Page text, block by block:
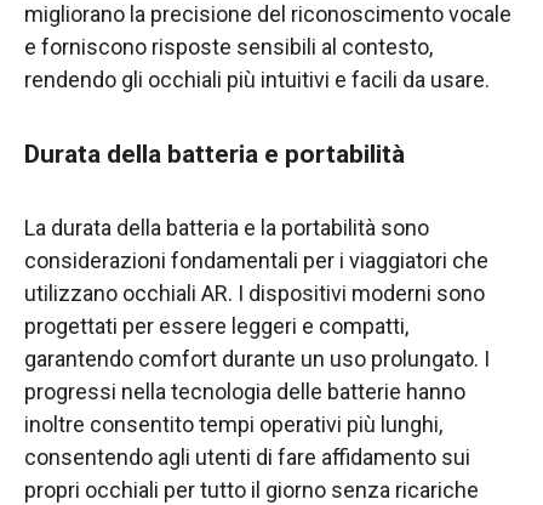
migliorano la precisione del riconoscimento vocale
e forniscono risposte sensibili al contesto,
rendendo gli occhiali più intuitivi e facili da usare.
Durata della batteria e portabilità
La durata della batteria e la portabilità sono
considerazioni fondamentali per i viaggiatori che
utilizzano occhiali AR. I dispositivi moderni sono
progettati per essere leggeri e compatti,
garantendo comfort durante un uso prolungato. I
progressi nella tecnologia delle batterie hanno
inoltre consentito tempi operativi più lunghi,
consentendo agli utenti di fare affidamento sui
propri occhiali per tutto il giorno senza ricariche